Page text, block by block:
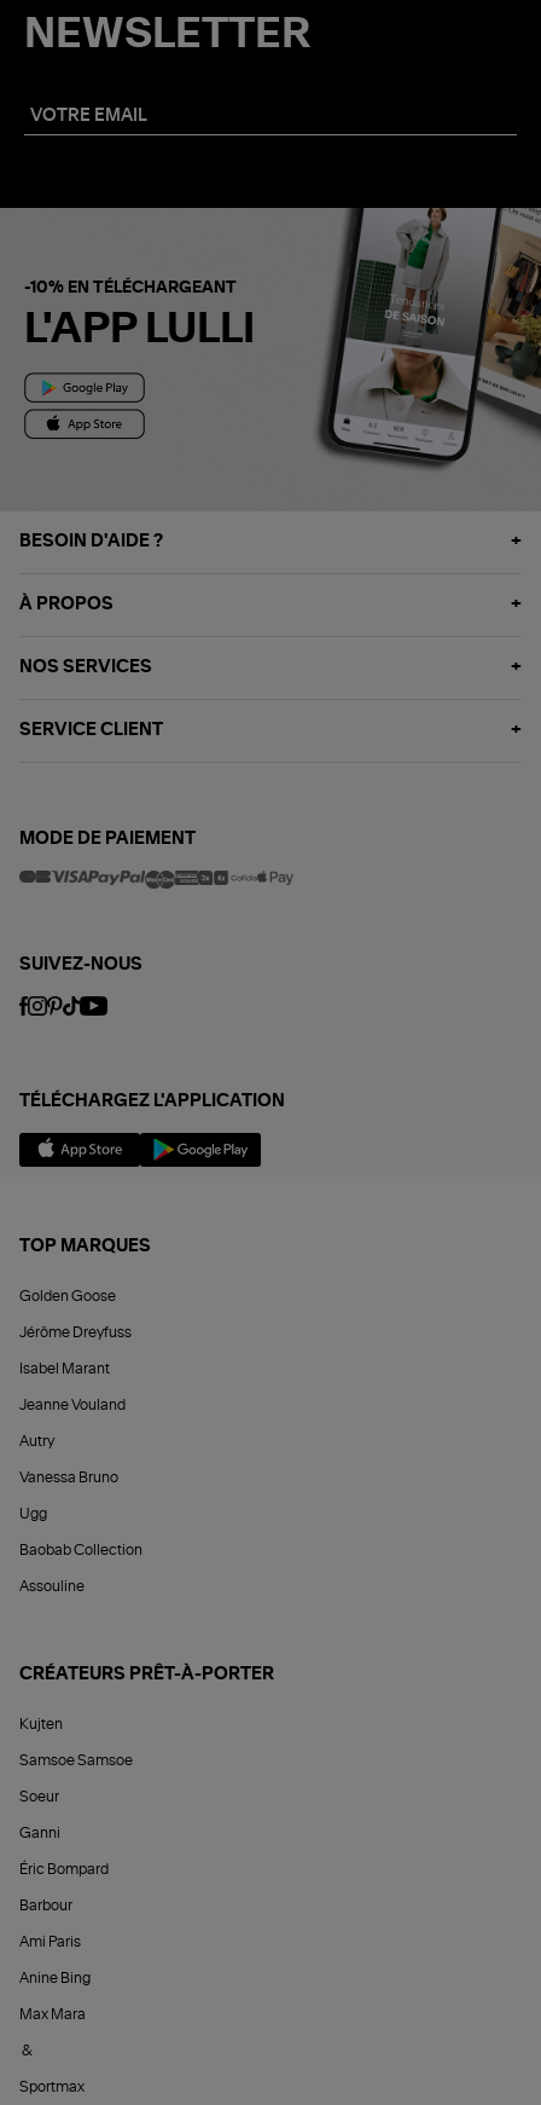
NEWSLETTER
-10% EN TÉLÉCHARGEANT
L'APP LULLI
BESOIN D'AIDE ?
À PROPOS
NOS SERVICES
SERVICE CLIENT
MODE DE PAIEMENT
SUIVEZ-NOUS
TÉLÉCHARGEZ L'APPLICATION
TOP MARQUES
Golden Goose
Jérôme Dreyfuss
Isabel Marant
Jeanne Vouland
Autry
Vanessa Bruno
Ugg
Baobab Collection
Assouline
CRÉATEURS PRÊT-À-PORTER
Kujten
Samsoe Samsoe
Soeur
Ganni
Éric Bompard
Barbour
Ami Paris
Anine Bing
Max Mara
&
Sportmax